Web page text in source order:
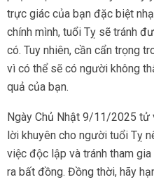
trực giác của bạn đặc biệt
chính mình, tuổi Tỵ sẽ tránh
có. Tuy nhiên, cần cẩn trọng
vì có thể sẽ có người không
quả của bạn.
Ngày Chủ Nhật 9/11/2025 tử
lời khuyên cho người tuổi Tỵ
việc độc lập và tránh tham
ra bất đồng. Đồng thời, hãy